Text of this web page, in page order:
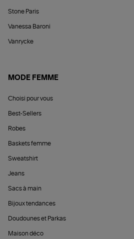
Stone Paris
Vanessa Baroni
Vanrycke
MODE FEMME
Choisi pour vous
Best-Sellers
Robes
Baskets femme
Sweatshirt
Jeans
Sacs à main
Bijoux tendances
Doudounes et Parkas
Maison déco